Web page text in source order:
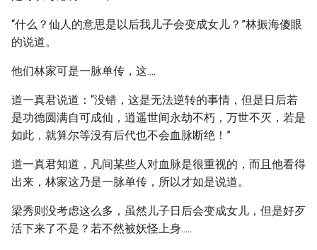
“什么？仙人的意思是以后我儿子会变成女儿？”林振海傻眼
的说道。
他们林家可是一脉单传，这....
道一真君说道：“没错，这是无法逆转的事情，但是日后若
是功德圆满自可成仙，逍遥世间永劫不朽，万世不灭，若是
如此，就算尔等没有后代也不会血脉断绝！”
道一真君知道，凡间某些人对血脉是很重视的，而且他看得
出来，林家这乃是一脉单传，所以才如是说道。
梁秀则没考虑这么多，虽然儿子日后会变成女儿，但是好歹
活下来了不是？若不然被妖怪上身.....